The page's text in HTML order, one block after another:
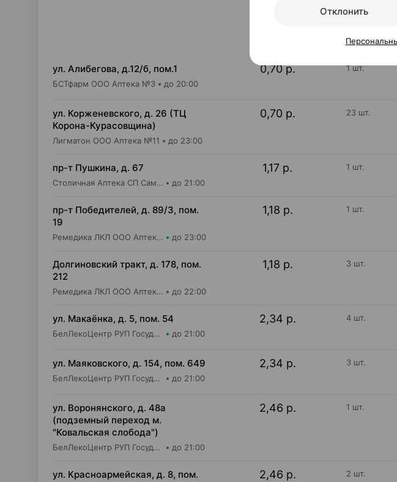
На карте
ул. Алибегова, д.12/б, пом.1
БСТфарм ООО Аптека №3 до 20:00
0,70 р. 1 шт.
ул. Корженевского, д. 26 (ТЦ
Корона-Курасовщина)
Лигматон ООО Аптека №11 до 23:00
0,70 р. 23 шт.
пр-т Пушкина, д. 67
Столичная Аптека СП Самбест ООО Аптека №14 до 21:00
1,17 р. 1 шт.
пр-т Победителей, д. 89/3, пом.
19
Ремедика ЛКЛ ООО Аптека №6 до 23:00
1,18 р. 1 шт.
Долгиновский тракт, д. 178, пом.
212
Ремедика ЛКЛ ООО Аптека №19 до 22:00
1,18 р. 3 шт.
ул. Макаёнка, д. 5, пом. 54
БелЛекоЦентр РУП Государственная аптека №33 до 21:00
2,34 р. 4 шт.
ул. Маяковского, д. 154, пом. 649
БелЛекоЦентр РУП Государственная аптека №16 до 21:00
2,34 р. 3 шт.
ул. Воронянского, д. 48а
(подземный переход м.
"Ковальская слобода")
БелЛекоЦентр РУП Государственная аптека №35 до 21:00
2,46 р. 1 шт.
ул. Красноармейская, д. 8, пом.
2,46 р. 2 шт.
Отклонить